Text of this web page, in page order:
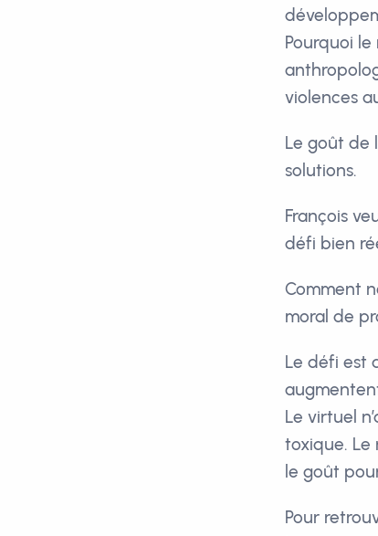
Pourquoi
violences
Le goût de
solutions.
François
défi bien
Comment
moral de
Le défi est
Le virtuel
toxique. Le
le goût
Pour